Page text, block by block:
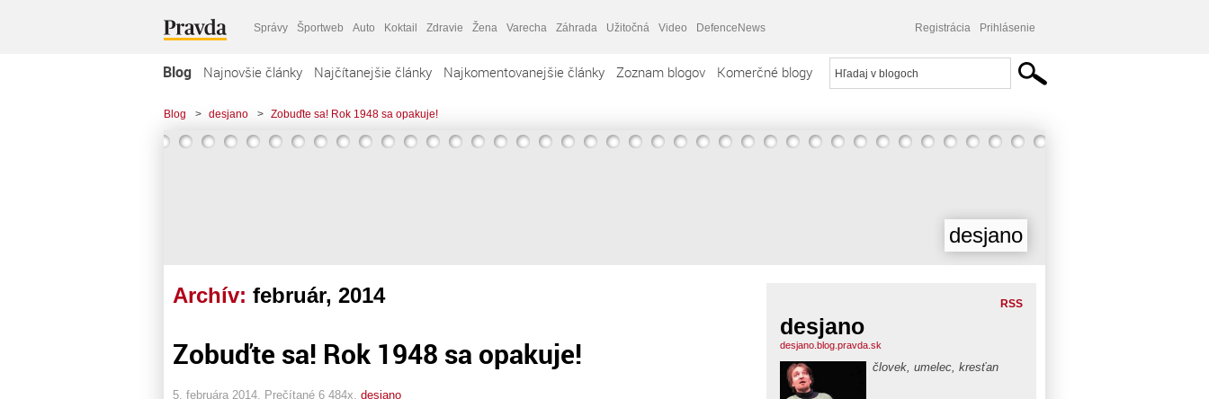
Správy Športweb Auto Koktail Zdravie Žena Varecha Záhrada Užitočná Video DefenceNews Registrácia Prihlásenie
Blog Najnovšie články Najčítanejšie články Najkomentovanejšie články Zoznam blogov Komerčné blogy
Blog > desjano > Zobuďte sa! Rok 1948 sa opakuje!
desjano
Archív: február, 2014
Zobuďte sa! Rok 1948 sa opakuje!
5. februára 2014, Prečítané 6 484x, desjano
RSS
desjano
desjano.blog.pravda.sk
človek, umelec, kresťan